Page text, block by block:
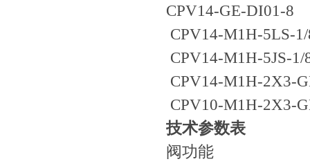
CPV14-GE-DI01-8
CPV14-M1H-5LS-
CPV14-M1H-5JS-
CPV14-M1H-2X3-
CPV10-M1H-2X3-
技术参数表
阀功能